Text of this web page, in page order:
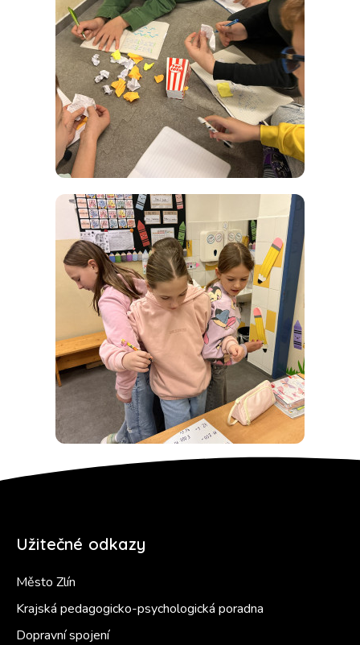
Užitečné odkazy
Město Zlín
Krajská pedagogicko-psychologická poradna
Dopravní spojení